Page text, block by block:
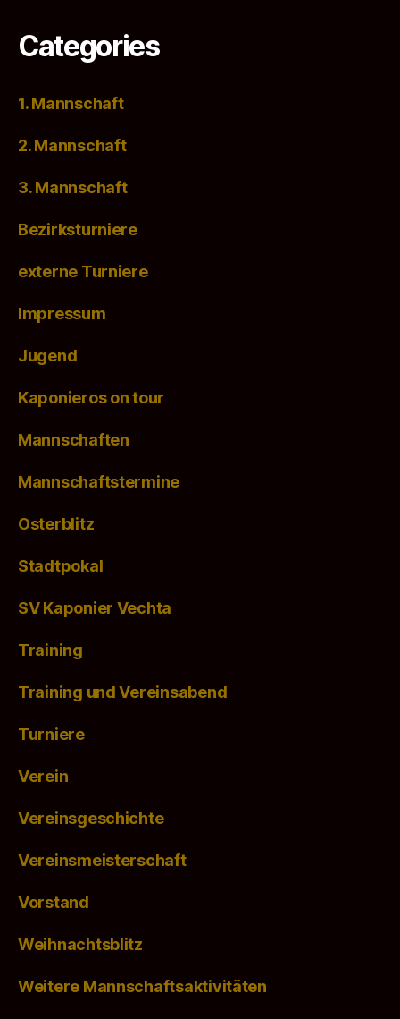
Categories
1. Mannschaft
2. Mannschaft
3. Mannschaft
Bezirksturniere
externe Turniere
Impressum
Jugend
Kaponieros on tour
Mannschaften
Mannschaftstermine
Osterblitz
Stadtpokal
SV Kaponier Vechta
Training
Training und Vereinsabend
Turniere
Verein
Vereinsgeschichte
Vereinsmeisterschaft
Vorstand
Weihnachtsblitz
Weitere Mannschaftsaktivitäten